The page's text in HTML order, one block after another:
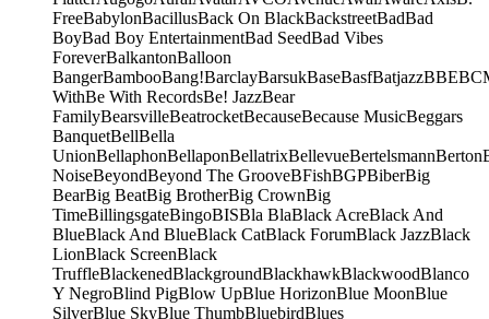
FreeBabylonBacillusBack On BlackBackstreetBadBad
BoyBad Boy EntertainmentBad SeedBad Vibes
ForeverBalkantonBalloon
BangerBambooBang!BarclayBarsukBaseBasfBatjazzBBE
WithBe With RecordsBe! JazzBear
FamilyBearsvilleBeatrocketBecauseBecause MusicBeggars
BanquetBellBella
UnionBellaphonBellaponBellatrixBellevueBertelsmannBerton
NoiseBeyondBeyond The GrooveBFishBGPBiberBig
BearBig BeatBig BrotherBig CrownBig
TimeBillingsgateBingoBISBla BlaBlack AcreBlack And
BlueBlack And BlueBlack CatBlack ForumBlack JazzBlack
LionBlack ScreenBlack
TruffleBlackenedBlackgroundBlackhawkBlackwoodBlanco
Y NegroBlind PigBlow UpBlue HorizonBlue MoonBlue
SilverBlue SkyBlue ThumbBluebirdBlues